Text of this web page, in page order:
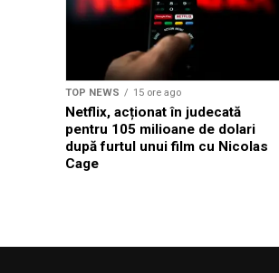
TOP NEWS 15 ore ago
Netflix, acționat în judecată
pentru 105 milioane de dolari
după furtul unui film cu Nicolas
Cage